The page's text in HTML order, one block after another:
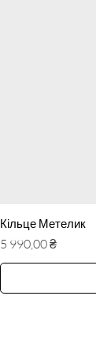
Кільце Метелик
Ціна
5 990,00 ₴